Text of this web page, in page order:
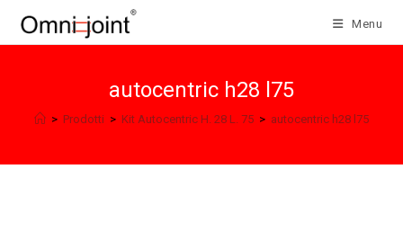
Menu
autocentric h28 l75
> Prodotti > Kit Autocentric H. 28 L. 75 > autocentric h28 l75